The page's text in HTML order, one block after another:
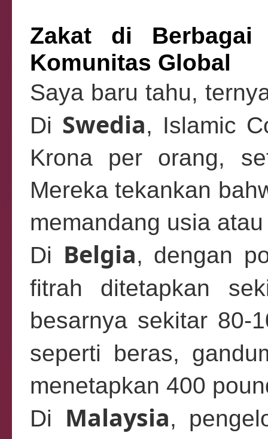
Zakat di Berbagai
Komunitas Global
Saya baru tahu,
Di Swedia, Islamic
Krona per orang,
Mereka tekankan
memandang usia
Di Belgia, dengan
fitrah ditetapkan
besarnya sekitar 80-
seperti beras,
menetapkan 400
Di Malaysia,